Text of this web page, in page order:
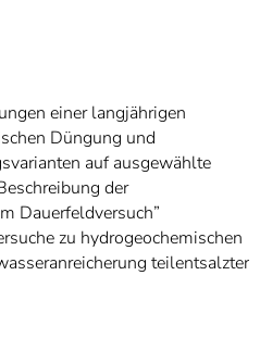
einer langjährigen
Düngung und
auf ausgewählte
der
Dauerfeldversuch”
zu hydrogeochemischen
teilentsalzter